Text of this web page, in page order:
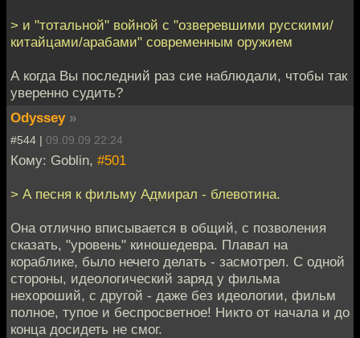
> и "тотальной" войной с "озверевшими русскими/
китайцами/арабами" современным оружием
А когда Вы последний раз сие наблюдали, чтобы так
уверенно судить?
Odyssey »
#544 | 09.09.09 22:24
Кому: Goblin, #501
> А песня к фильму Адмирал - блевотина.
Она отлично вписывается в общий, с позволения
сказать, "уровень" киношедевра. Плавал на
кораблике, было нечего делать - засмотрел. С одной
стороны, идеологический заряд у фильма
нехороший, с другой - даже без идеологии, фильм
полное, тупое и беспросветное! Никто от начала и до
конца досидеть не смог.